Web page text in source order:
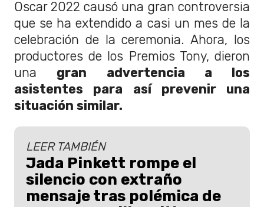
Oscar 2022 causó una gran controversia
que se ha extendido a casi un mes de la
celebración de la ceremonia. Ahora, los
productores de los Premios Tony, dieron
una gran advertencia a los
asistentes para así prevenir una
situación similar.
LEER TAMBIÉN
Jada Pinkett rompe el
silencio con extraño
mensaje tras polémica de